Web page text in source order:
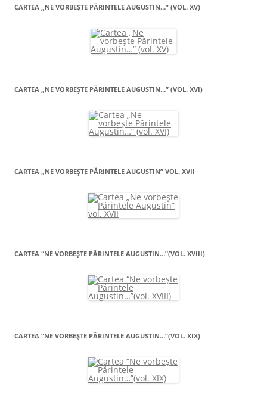
CARTEA „NE VORBEŞTE PĂRINTELE AUGUSTIN…” (VOL. XV)
CARTEA „NE VORBEŞTE PĂRINTELE AUGUSTIN…” (VOL. XVI)
CARTEA „NE VORBEŞTE PĂRINTELE AUGUSTIN” VOL. XVII
CARTEA “NE VORBEŞTE PĂRINTELE AUGUSTIN…”(VOL. XVIII)
CARTEA “NE VORBEŞTE PĂRINTELE AUGUSTIN…”(VOL. XIX)